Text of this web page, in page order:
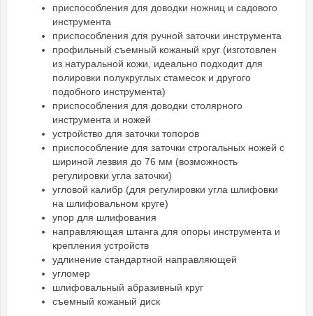
приспособления для доводки ножниц и садового
инструмента
приспособления для ручной заточки инструмента
профильный съемный кожаный круг (изготовлен
из натуральной кожи, идеально подходит для
полировки полукруглых стамесок и другого
подобного инструмента)
приспособления для доводки столярного
инструмента и ножей
устройство для заточки топоров
приспособление для заточки строгальных ножей с
шириной лезвия до 76 мм (возможность
регулировки угла заточки)
угловой калибр (для регулировки угла шлифовки
на шлифовальном круге)
упор для шлифования
направляющая штанга для опоры инструмента и
крепления устройств
удлинение стандартной направляющей
угломер
шлифовальный абразивный круг
съемный кожаный диск